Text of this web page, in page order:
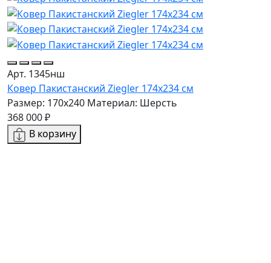
Арт. 1345нш
Ковер Пакистанский Ziegler 174x234 см
Размер: 170x240 Материал: Шерсть
368 000 ₽
В корзину